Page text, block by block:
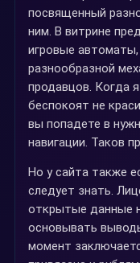
посвященный
ним. В витрине
игровые
разнообразной
продавцов. Когда
беспокоят не
вы попадете в
навигации. Таков
Но у сайта также
следует знать.
открытые данные
основывать
момент